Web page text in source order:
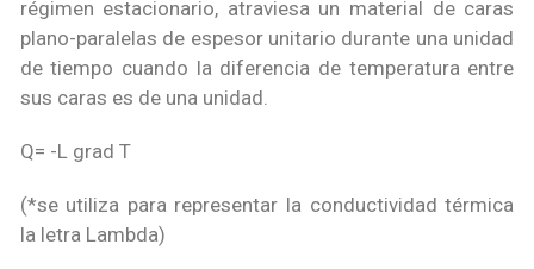
régimen estacionario, atraviesa un material de caras
plano-paralelas de espesor unitario durante una unidad
de tiempo cuando la diferencia de temperatura entre
sus caras es de una unidad.
Q= -L grad T
(*se utiliza para representar la conductividad térmica
la letra Lambda)